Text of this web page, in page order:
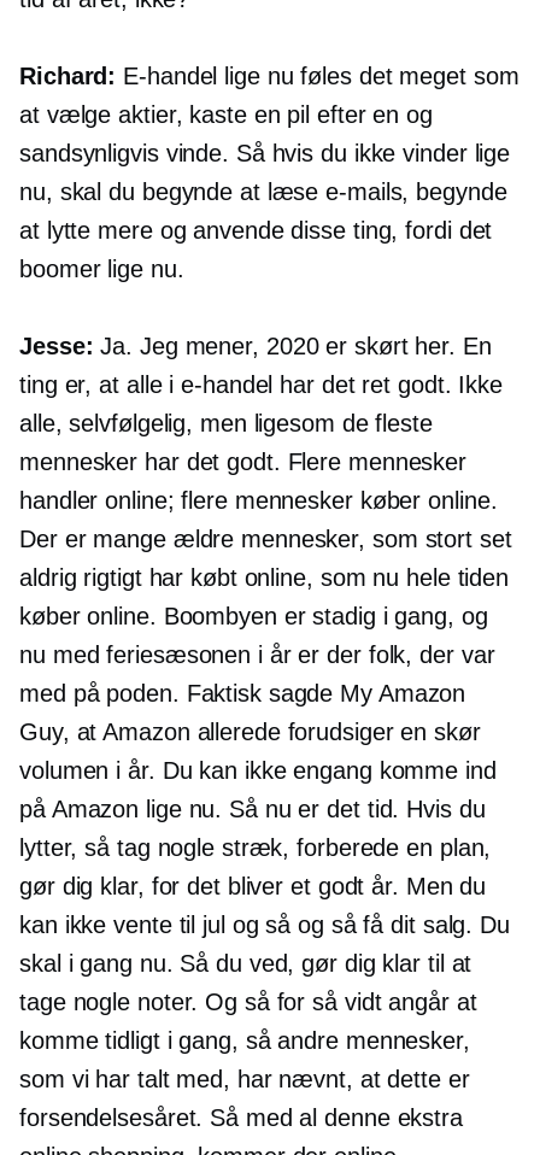
Richard: E-handel
lige nu føles det meget som
at vælge aktier, kaste en pil efter en og
sandsynligvis vinde. Så hvis du ikke vinder lige
nu, skal du begynde at læse e-mails, begynde
at lytte mere og anvende disse ting, fordi det
boomer lige nu.
Jesse: Ja. Jeg mener, 2020 er skørt her. En
ting er, at alle ie-handel har det ret godt. Ikke
alle, selvfølgelig, men ligesom de fleste
mennesker har det godt. Flere mennesker
handler online; flere mennesker køber online.
Der er mange ældre mennesker, som stort set
aldrig rigtigt har købt online, som nu hele tiden
køber online. Boombyen er stadig i gang, og
nu med feriesæsonen i år er der folk, der var
med på poden. Faktisk sagde My Amazon
Guy, at Amazon allerede forudsiger en skør
volumen i år. Du kan ikke engang komme ind
på Amazon lige nu. Så nu er det tid. Hvis du
lytter, så tag nogle stræk, forberede en plan,
gør dig klar, for det bliver et godt år. Men du
kan ikke vente til jul og så og så få dit salg. Du
skal i gang nu. Så du ved, gør dig klar til at
tage nogle noter. Og så for så vidt angår at
komme tidligt i gang, så andre mennesker,
som vi har talt med, har nævnt, at dette er
forsendelsesåret. Så med al denne ekstra